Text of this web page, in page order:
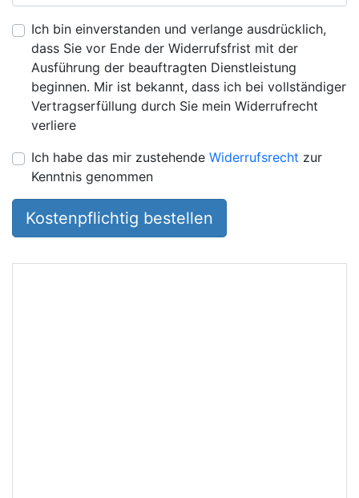
Ich bin einverstanden und verlange ausdrücklich,
dass Sie vor Ende der Widerrufsfrist mit der
Ausführung der beauftragten Dienstleistung
beginnen. Mir ist bekannt, dass ich bei vollständiger
Vertragserfüllung durch Sie mein Widerrufrecht
verliere
Ich habe das mir zustehende Widerrufsrecht zur
Kenntnis genommen
Kostenpflichtig bestellen